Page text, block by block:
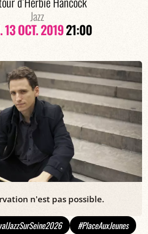
Jazz
13 OCT. 201921:00
n'est pas possible.
#PlaceAuxJeunes